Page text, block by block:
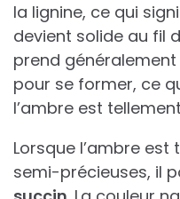
la lignine, ce qui
devient solide au fil
prend généralement
pour se former, ce
l’ambre est
Lorsque l’ambre
semi-précieuses, il